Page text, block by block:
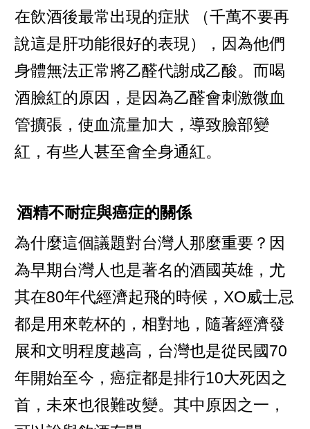
在飲酒後最常出現的症狀 （千萬不要再
說這是肝功能很好的表現），因為他們
身體無法正常將乙醛代謝成乙酸。而喝
酒臉紅的原因，是因為乙醛會刺激微血
管擴張，使血流量加大，導致臉部變
紅，有些人甚至會全身通紅。
酒精不耐症與癌症的關係
為什麼這個議題對台灣人那麼重要？因
為早期台灣人也是著名的酒國英雄，尤
其在80年代經濟起飛的時候，XO威士忌
都是用來乾杯的，相對地，隨著經濟發
展和文明程度越高，台灣也是從民國70
年開始至今，癌症都是排行10大死因之
首，未來也很難改變。其中原因之一，